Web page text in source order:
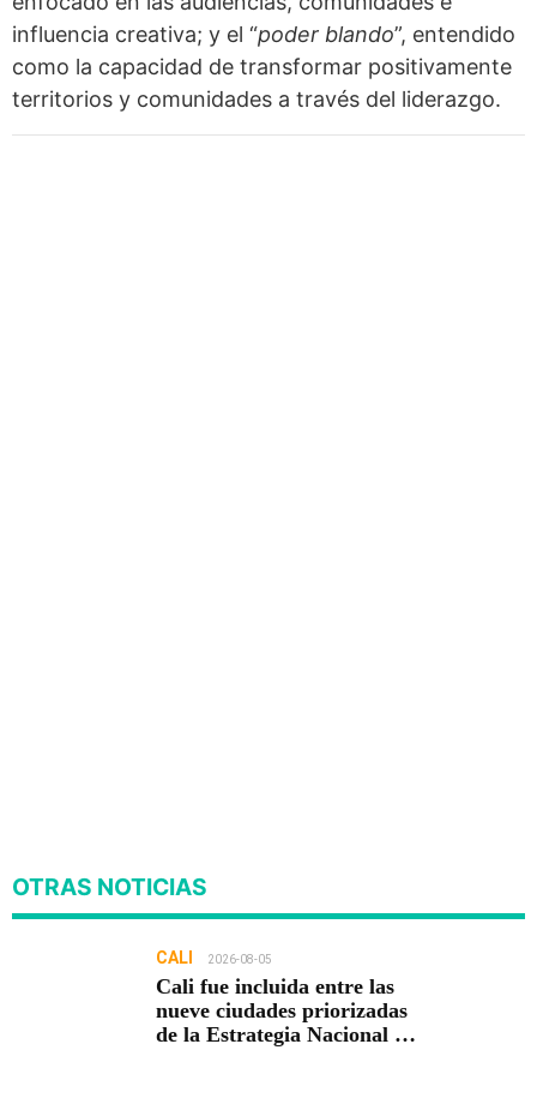
influencia creativa; y el “poder blando”, entendido
como la capacidad de transformar positivamente
territorios y comunidades a través del liderazgo.
OTRAS NOTICIAS
CALI 2026-08-05
Cali fue incluida entre las
nueve ciudades priorizadas
de la Estrategia Nacional de